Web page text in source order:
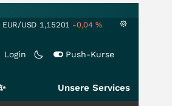
EUR/USD 1,15201 -0,04 %
Login Push-Kurse
Unsere Services